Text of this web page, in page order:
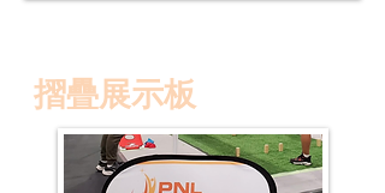
摺疊展示板